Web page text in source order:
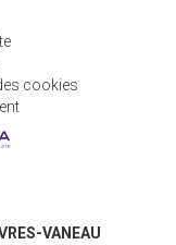
cookies
VANEAU